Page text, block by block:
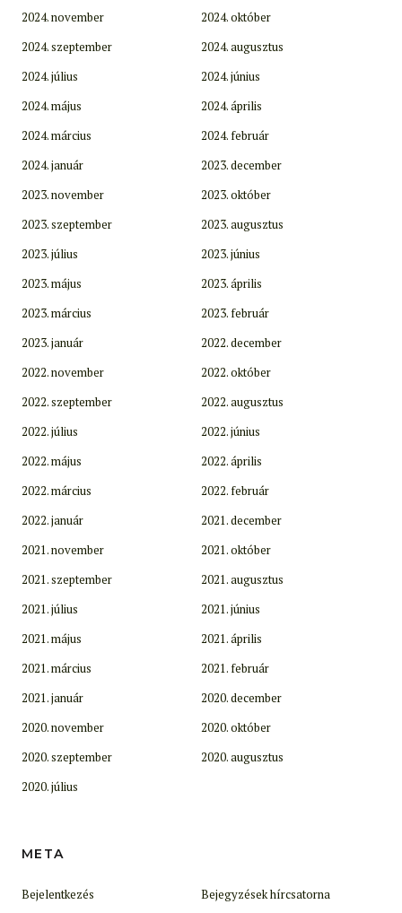
2024. november
2024. október
2024. szeptember
2024. augusztus
2024. július
2024. június
2024. május
2024. április
2024. március
2024. február
2024. január
2023. december
2023. november
2023. október
2023. szeptember
2023. augusztus
2023. július
2023. június
2023. május
2023. április
2023. március
2023. február
2023. január
2022. december
2022. november
2022. október
2022. szeptember
2022. augusztus
2022. július
2022. június
2022. május
2022. április
2022. március
2022. február
2022. január
2021. december
2021. november
2021. október
2021. szeptember
2021. augusztus
2021. július
2021. június
2021. május
2021. április
2021. március
2021. február
2021. január
2020. december
2020. november
2020. október
2020. szeptember
2020. augusztus
2020. július
META
Bejelentkezés Bejegyzések hírcsatorna